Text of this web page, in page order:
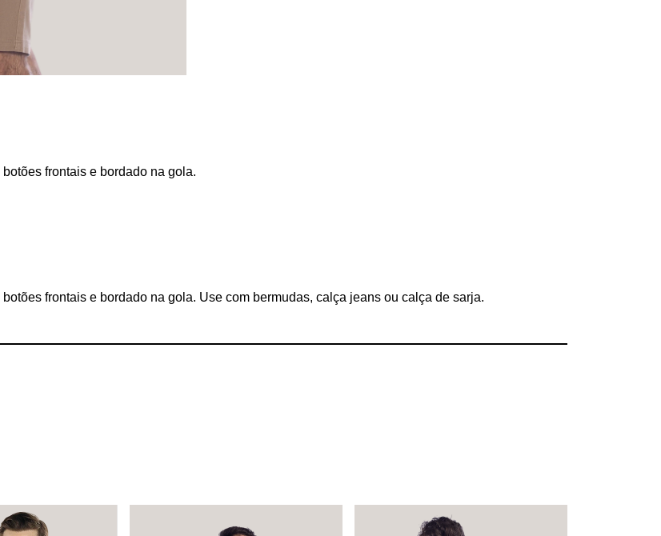
frontais e bordado na gola.
frontais e bordado na gola. Use com bermudas, calça jeans ou calça de sarja.